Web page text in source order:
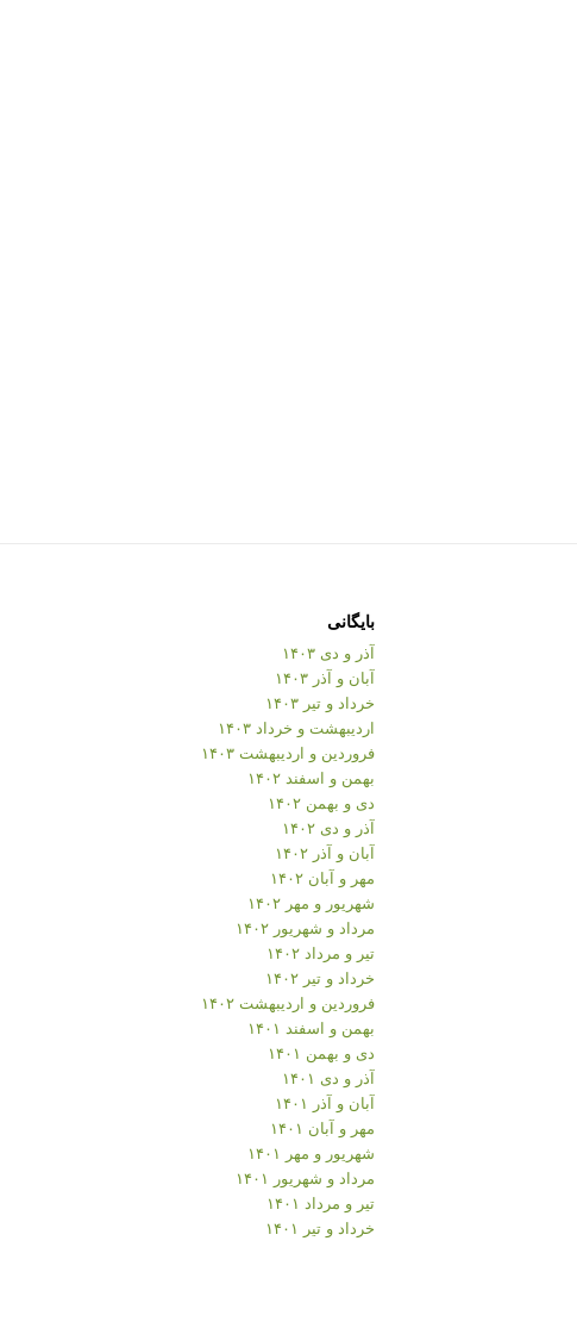
بایگانی
آذر و دی ۱۴۰۳
آبان و آذر ۱۴۰۳
خرداد و تیر ۱۴۰۳
اردیبهشت و خرداد ۱۴۰۳
فروردین و اردیبهشت ۱۴۰۳
بهمن و اسفند ۱۴۰۲
دی و بهمن ۱۴۰۲
آذر و دی ۱۴۰۲
آبان و آذر ۱۴۰۲
مهر و آبان ۱۴۰۲
شهریور و مهر ۱۴۰۲
مرداد و شهریور ۱۴۰۲
تیر و مرداد ۱۴۰۲
خرداد و تیر ۱۴۰۲
فروردین و اردیبهشت ۱۴۰۲
بهمن و اسفند ۱۴۰۱
دی و بهمن ۱۴۰۱
آذر و دی ۱۴۰۱
آبان و آذر ۱۴۰۱
مهر و آبان ۱۴۰۱
شهریور و مهر ۱۴۰۱
مرداد و شهریور ۱۴۰۱
تیر و مرداد ۱۴۰۱
خرداد و تیر ۱۴۰۱